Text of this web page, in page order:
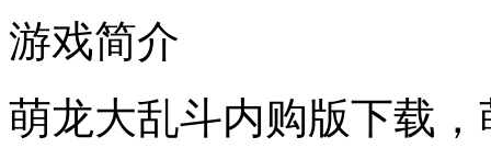
游戏简介
萌龙大乱斗内购版下载